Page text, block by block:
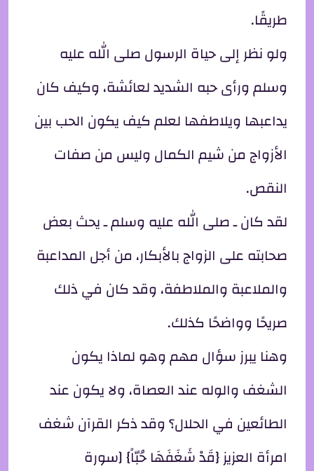
طريقًا.
ولو نظر إلى حياة الرسول صلى الله عليه
وسلم ورأى حبه الشديد لعائشة، وكيف كان
يداعبها ويلاطفها لعلم كيف يكون الحب بين
الأزواج من شيم الكمال وليس من صفات
النقص.
لقد كان ـ صلى الله عليه وسلم ـ يحث بعض
صحابته على الزواج بالأبكار، من أجل المداعبة
والملاعبة والملاطفة، وقد كان في ذلك
صريحًا وواضحًا كذلك.
وهنا يبرز سؤال مهم وهو لماذا يكون
الشغف والوله عند العصاة، ولا يكون عند
الطائعين في الحلال؟ وقد ذكر القرآن شغف
امرأة العزيز {قَدْ شَغَفَهَا حُبّاً} [سورة